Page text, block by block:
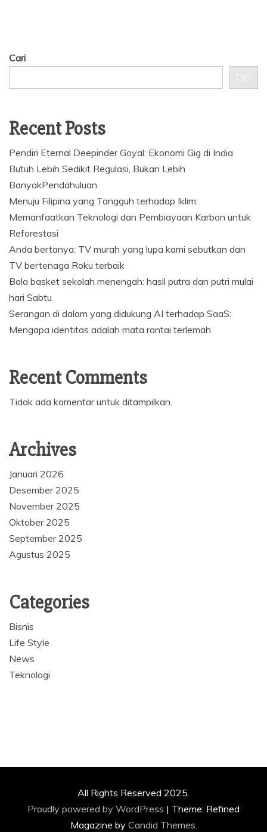
Cari
Cari
Recent Posts
Pendiri Eternal Deepinder Goyal: Ekonomi Gig di India
Butuh Lebih Sedikit Regulasi, Bukan Lebih
BanyakPendahuluan
Menuju Filipina yang Tangguh terhadap Iklim:
Memanfaatkan Teknologi dan Pembiayaan Karbon untuk
Reforestasi
Anda bertanya: TV murah yang lupa kami sebutkan dan
TV bertenaga Roku terbaik
Bola basket sekolah menengah: hasil putra dan putri mulai
hari Sabtu
Serangan di dalam yang didukung AI terhadap SaaS:
Mengapa identitas adalah mata rantai terlemah
Recent Comments
Tidak ada komentar untuk ditampilkan.
Archives
Januari 2026
Desember 2025
November 2025
Oktober 2025
September 2025
Agustus 2025
Categories
Bisnis
Life Style
News
Teknologi
All Rights Reserved 2025.
Proudly powered by WordPress | Theme: Refined
Magazine by Candid Themes.